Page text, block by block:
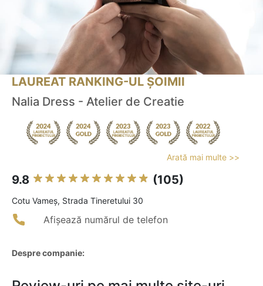
LAUREAT RANKING-UL ȘOIMII
Nalia Dress - Atelier de Creatie
Arată mai multe >>
9.8 (105)
Cotu Vameş, Strada Tineretului 30
Afișează numărul de telefon
Despre companie: